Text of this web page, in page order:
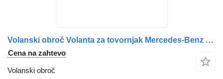
Volanski obroč Volanta za tovornjak Mercedes-Benz A5410301605 / A5410300105
Cena na zahtevo
Volanski obroč